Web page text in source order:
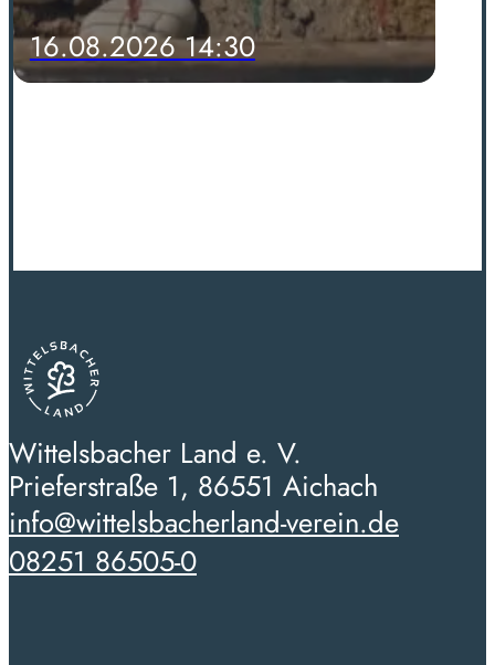
16.08.2026 14:30
Wittelsbacher Land e. V.
Prieferstraße 1, 86551 Aichach
info@wittelsbacherland-verein.de
08251 86505-0